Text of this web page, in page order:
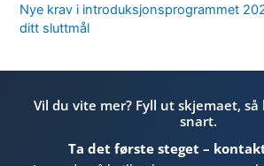
Nye krav i introduksjonsprogrammet
ditt sluttmål
Vil du vite mer? Fyll ut skjemaet,
snart.
Ta det første steget –